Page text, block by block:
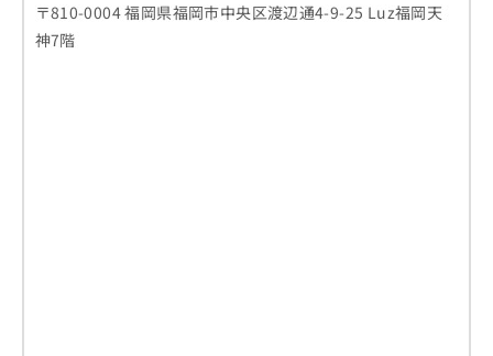
〒810-0004 福岡県福岡市中央区渡辺通4-9-25 Luz福岡天
神7階